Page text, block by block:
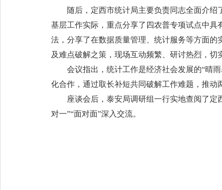
随后，定西市统计局主要负责同志全面介
基层工作实际，重点分享了四农普专项试点中
法，分享了在数据质量管理、统计服务等方面
及难点破解之策，现场互动频繁、研讨热烈，
会议指出，统计工作是经济社会发展的“晴
化合作，通过取长补短共同破解工作难题，推动
座谈会后，泰安局调研组一行实地查阅了
对一”“面对面”深入交流。